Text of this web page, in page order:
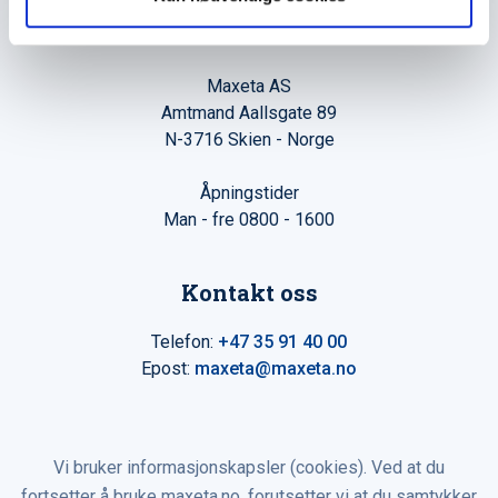
Hovedkontor
Maxeta AS
Amtmand Aallsgate 89
N-3716 Skien - Norge
Åpningstider
Man - fre 0800 - 1600
Kontakt oss
Telefon: +47 35 91 40 00
Epost: maxeta@maxeta.no
Vi bruker informasjonskapsler (cookies). Ved at du